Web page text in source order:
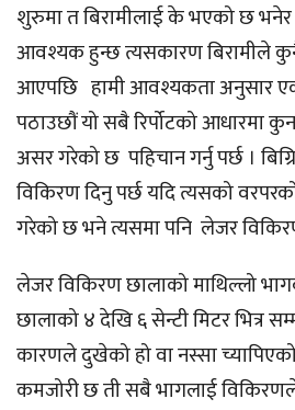
शुरुमा त बिरामीलाई के भएको छ भनेर
आवश्यक हुन्छ त्यसकारण बिरामीले
आएपछि हामी आवश्यकता अनुसार
पठाउछौं यो सबै रिर्पोटको आधारमा
असर गरेको छ पहिचान गर्नु पर्छ ।
विकिरण दिनु पर्छ यदि त्यसको
गरेको छ भने त्यसमा पनि लेजर
लेजर विकिरण छालाको माथिल्लो
छालाको ४ देखि ६ सेन्टी मिटर भित्र
कारणले दुखेको हो वा नस्सा
कमजोरी छ ती सबै भागलाई